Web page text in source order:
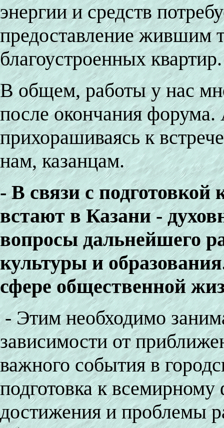
энергии и средств
предоставление жившим
благоустроенных квартир.
В общем, работы у нас
после окончания форума.
прихорашиваясь к
нам, казанцам.
- В связи с подготовкой
встают в Казани -
вопросы дальнейшего
культуры и
сфере общественной
- Этим необходимо
зависимости от
важного события в
подготовка к
достижения и проблемы